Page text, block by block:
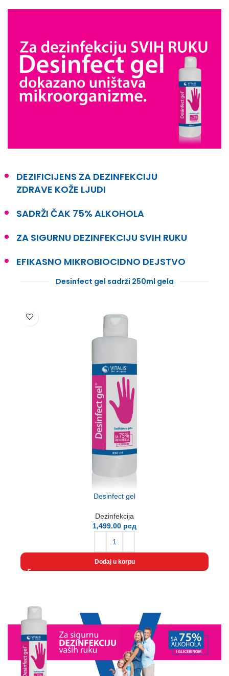
DEZIFICIJENS ZA DEZINFEKCIJU
ZDRAVE KOŽE LJUDI
SADRŽI ČAK 75% ALKOHOLA
ZA SIGURNU DEZINFEKCIJU SVIH RUKU
EFIKASNO MIKROBIOCIDNO DEJSTVO
Desinfect gel sadrži 250ml gela
Desinfect gel
Dezinfekcija
1,499.00 рсд
Dodaj u korpu